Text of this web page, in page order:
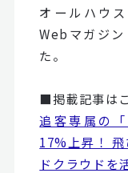
オールハウ
Webマガジン
た。
■掲載記事は
追客専属の
17%上昇！
ドクラウドを